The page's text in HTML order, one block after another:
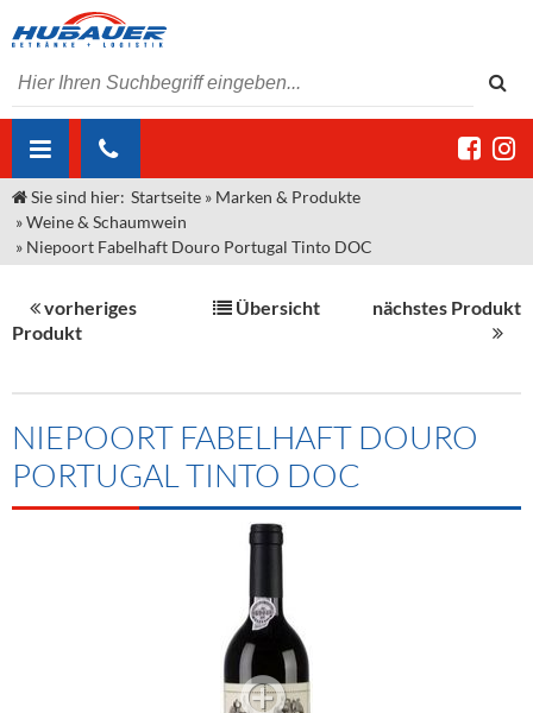
ÜBER UNS
Jobs
Unser Liefergebiet
Unser Team
Kontakt
AKTUELLES
Angebote Gastronomie & Großhandel
Gastronomie
Großhandel
Innovation - Die Neue Art des Bierzapfens
"DroughtMaster"
Neuigkeiten
Termine
MARKEN & PRODUKTE
Weine & Schaumwein
Sirup
Spirituosen
Bier
Kommisionskauf & Lieferbedingungen
Fremddienstleistungen
Sie sind hier: Startseite » Marken & Produkte
»Weine & Schaumwein
» Niepoort Fabelhaft Douro Portugal Tinto DOC
vorheriges
Produkt
Übersicht nächstes Produkt
NIEPOORT FABELHAFT DOURO
PORTUGAL TINTO DOC